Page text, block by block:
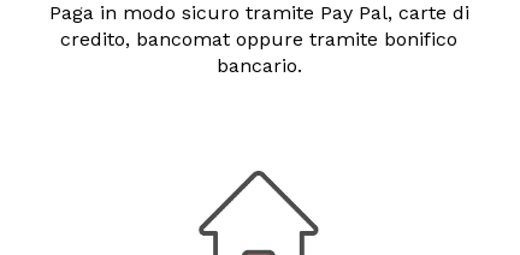
Paga in modo sicuro tramite Pay Pal, carte di
credito, bancomat oppure tramite bonifico
bancario.